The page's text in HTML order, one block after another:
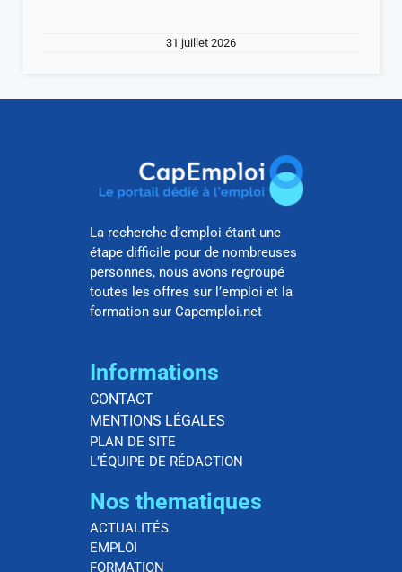
31 juillet 2026
La recherche d’emploi étant une
étape difficile pour de nombreuses
personnes, nous avons regroupé
toutes les offres sur l’emploi et la
formation sur Capemploi.net
Informations
CONTACT
MENTIONS LÉGALES
PLAN DE SITE
L’ÉQUIPE DE RÉDACTION
Nos thematiques
ACTUALITÉS
EMPLOI
FORMATION